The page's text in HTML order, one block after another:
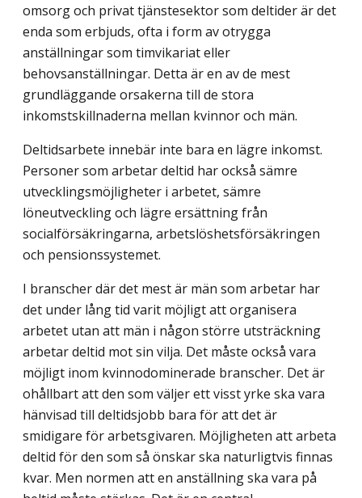
omsorg och privat tjänstesektor som deltider är det
enda som erbjuds, ofta i form av otrygga
anställningar som timvikariat eller
behovsanställningar. Detta är en av de mest
grundläggande orsakerna till de stora
inkomstskillnaderna mellan kvinnor och män.
Deltidsarbete innebär inte bara en lägre inkomst.
Personer som arbetar deltid har också sämre
utvecklingsmöjligheter i arbetet, sämre
löneutveckling och lägre ersättning från
socialförsäkringarna, arbetslöshetsförsäkringen
och pensionssystemet.
I branscher där det mest är män som arbetar har
det under lång tid varit möjligt att organisera
arbetet utan att män i någon större utsträckning
arbetar deltid mot sin vilja. Det måste också vara
möjligt inom kvinnodominerade branscher. Det är
ohållbart att den som väljer ett visst yrke ska vara
hänvisad till deltidsjobb bara för att det är
smidigare för arbetsgivaren. Möjligheten att arbeta
deltid för den som så önskar ska naturligtvis finnas
kvar. Men normen att en anställning ska vara på